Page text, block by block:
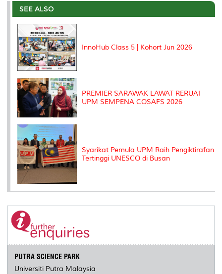
o
o
k
r
I
n
e
SEE ALSO
InnoHub Class 5 | Kohort Jun 2026
PREMIER SARAWAK LAWAT RERUAI
UPM SEMPENA COSAFS 2026
Syarikat Pemula UPM Raih Pengiktirafan
Tertinggi UNESCO di Busan
PUTRA SCIENCE PARK
Universiti Putra Malaysia